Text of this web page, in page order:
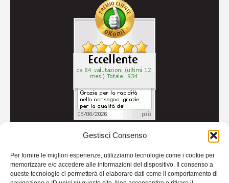
Gestisci Consenso
Per fornire le migliori esperienze, utilizziamo tecnologie come i cookie per
memorizzare e/o accedere alle informazioni del dispositivo. Il consenso a
queste tecnologie ci permetterà di elaborare dati come il comportamento di
Credits